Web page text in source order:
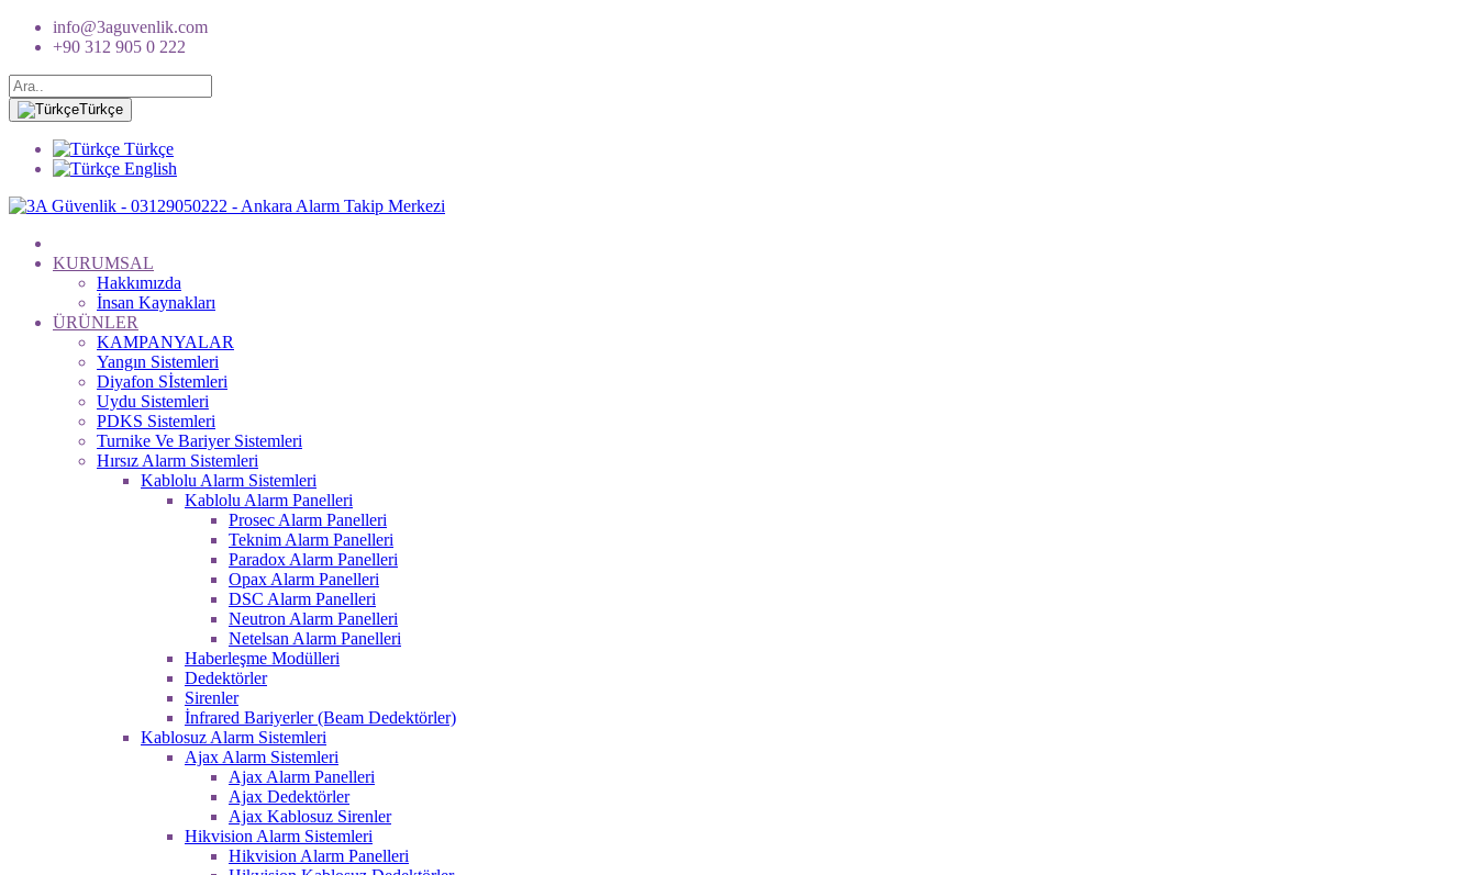
info@3aguvenlik.com
+90 312 905 0 222
Türkçe
Türkçe
English
KURUMSAL
Hakkımızda
İnsan Kaynakları
ÜRÜNLER
KAMPANYALAR
Yangın Sistemleri
Diyafon Sİstemleri
Uydu Sistemleri
PDKS Sistemleri
Turnike Ve Bariyer Sistemleri
Hırsız Alarm Sistemleri
Kablolu Alarm Sistemleri
Kablolu Alarm Panelleri
Prosec Alarm Panelleri
Teknim Alarm Panelleri
Paradox Alarm Panelleri
Opax Alarm Panelleri
DSC Alarm Panelleri
Neutron Alarm Panelleri
Netelsan Alarm Panelleri
Haberleşme Modülleri
Dedektörler
Sirenler
İnfrared Bariyerler (Beam Dedektörler)
Kablosuz Alarm Sistemleri
Ajax Alarm Sistemleri
Ajax Alarm Panelleri
Ajax Dedektörler
Ajax Kablosuz Sirenler
Hikvision Alarm Sistemleri
Hikvision Alarm Panelleri